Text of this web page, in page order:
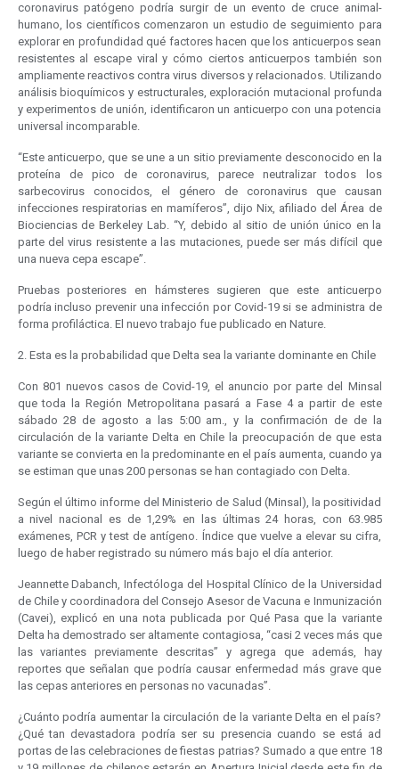
coronavirus patógeno podría surgir de un evento de cruce animal-
humano, los científicos comenzaron un estudio de seguimiento para
explorar en profundidad qué factores hacen que los anticuerpos sean
resistentes al escape viral y cómo ciertos anticuerpos también son
ampliamente reactivos contra virus diversos y relacionados. Utilizando
análisis bioquímicos y estructurales, exploración mutacional profunda
y experimentos de unión, identificaron un anticuerpo con una potencia
universal incomparable.
“Este anticuerpo, que se une a un sitio previamente desconocido en la
proteína de pico de coronavirus, parece neutralizar todos los
sarbecovirus conocidos, el género de coronavirus que causan
infecciones respiratorias en mamíferos”, dijo Nix, afiliado del Área de
Biociencias de Berkeley Lab. “Y, debido al sitio de unión único en la
parte del virus resistente a las mutaciones, puede ser más difícil que
una nueva cepa escape”.
Pruebas posteriores en hámsteres sugieren que este anticuerpo
podría incluso prevenir una infección por Covid-19 si se administra de
forma profiláctica. El nuevo trabajo fue publicado en Nature.
2. Esta es la probabilidad que Delta sea la variante dominante en Chile
Con 801 nuevos casos de Covid-19, el anuncio por parte del Minsal
que toda la Región Metropolitana pasará a Fase 4 a partir de este
sábado 28 de agosto a las 5:00 am., y la confirmación de de la
circulación de la variante Delta en Chile la preocupación de que esta
variante se convierta en la predominante en el país aumenta, cuando ya
se estiman que unas 200 personas se han contagiado con Delta.
Según el último informe del Ministerio de Salud (Minsal), la positividad
a nivel nacional es de 1,29% en las últimas 24 horas, con 63.985
exámenes, PCR y test de antígeno. Índice que vuelve a elevar su cifra,
luego de haber registrado su número más bajo el día anterior.
Jeannette Dabanch, Infectóloga del Hospital Clínico de la Universidad
de Chile y coordinadora del Consejo Asesor de Vacuna e Inmunización
(Cavei), explicó en una nota publicada por Qué Pasa que la variante
Delta ha demostrado ser altamente contagiosa, “casi 2 veces más que
las variantes previamente descritas” y agrega que además, hay
reportes que señalan que podría causar enfermedad más grave que
las cepas anteriores en personas no vacunadas”.
¿Cuánto podría aumentar la circulación de la variante Delta en el país?
¿Qué tan devastadora podría ser su presencia cuando se está ad
portas de las celebraciones de fiestas patrias? Sumado a que entre 18